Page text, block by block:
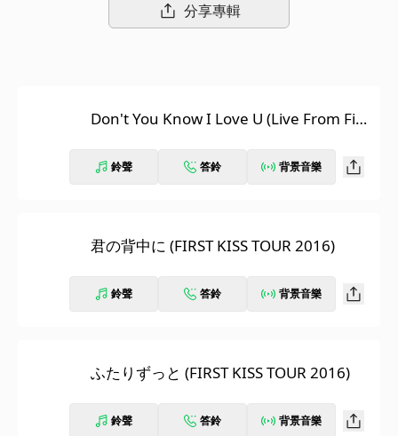
分享專輯
Don't You Know I Love U (Live From Firs
鈴聲 答鈴 背景音樂
君の背中に (FIRST KISS TOUR 2016)
鈴聲 答鈴 背景音樂
ふたりずっと (FIRST KISS TOUR 2016)
鈴聲 答鈴 背景音樂